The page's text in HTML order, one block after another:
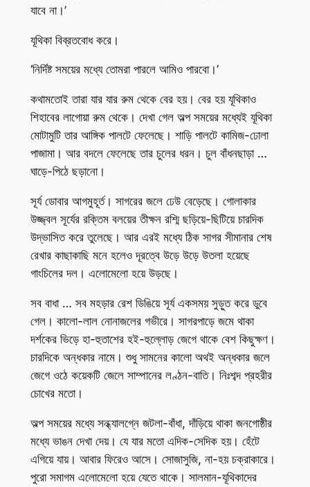
যাবে না।’
যূথিকা বিব্রতবোধ করে।
‘নির্দিষ্ট সময়ের মধ্যে তোমরা পারলে আমিও পারবো।’
কথামতোই তারা যার যার রুম থেকে বের হয়। বের হয় যূথিকাও
শিহাবের লাগোয়া রুম থেকে। দেখা গেল অল্প সময়ের মধ্যেই যূথিকা
মোটামুটি তার আঙ্গিক পালটে ফেলেছে। শাড়ি পালটে কামিজ-ঢোলা
পাজামা। আর বদলে ফেলেছে তার চুলের ধরন। চুল বাঁধনছাড়া …
ঘাড়ে-পিঠে ছড়ানো।
সূর্য ডোবার আগমুহূর্ত। সাগরের জলে ঢেউ বেড়েছে। গোলাকার
উজ্জ্বল সূর্যের রক্তিম বলয়ের তীক্ষন রশ্মি ছড়িয়ে-ছিটিয়ে চারদিক
উদ্ভাসিত করে তুলেছে। আর এরই মধ্যে ঠিক সাগর সীমানার শেষ
রেখার কাছাকাছি মনে হলেও দূরত্বে উড়ে উড়ে উতলা হয়েছে
গাংচিলের দল। এলোমেলো হয়ে উড়ছে।
সব বাধা … সব মহড়ার রেশ ডিঙিয়ে সূর্য একসময় সুড়ুত করে ডুবে
গেল। কালো-লাল নোনাজলের গভীরে। সাগরপাড়ে জমে থাকা
দর্শকের ভিড়ে হা-হুতাশের হই-হুল্লোড় জেগে থাকে বেশ কিছুক্ষণ।
চারদিকে অন্ধকার নামে। শুধু সামনের কালো অথই অন্ধকার জলে
জেগে ওঠে কয়েকটি জেলে সাম্পানের লণ্ঠন-বাতি। নিঃশব্দ প্রহরীর
চোখের মতো।
অল্প সময়ের মধ্যে সন্ধ্যালগ্নে জটলা-বাঁধা, দাঁড়িয়ে থাকা জনগোষ্ঠীর
মধ্যে ভাঙন দেখা দেয়। যে যার মতো এদিক-সেদিক হয়। হেঁটে
এগিয়ে যায়। আবার ফিরেও আসে। সোজাসুজি, না-হয় চক্রাকারে।
পুরো সমাগম এলোমেলো হয়ে যেতে থাকে। সালমান-যূথিকাদের